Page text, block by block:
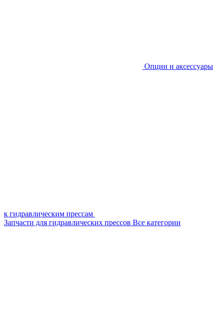
Опции и аксессуары
к гидравлическим прессам
Запчасти для гидравлических прессов Все категории